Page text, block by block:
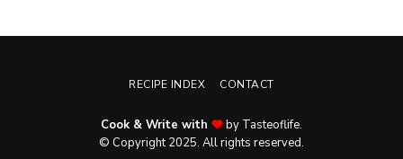
RECIPE INDEX CONTACT
Cook & Write with
by Tasteoflife.
© Copyright 2025. All rights reserved.